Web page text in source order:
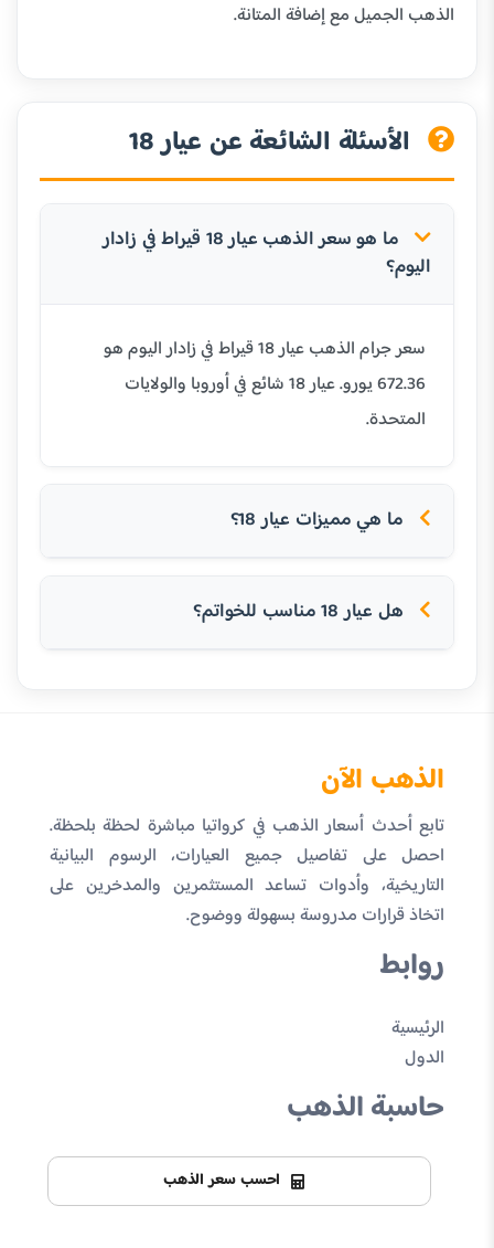
الذهب الجميل مع إضافة المتانة.
الأسئلة الشائعة عن عيار 18
ما هو سعر الذهب عيار 18 قيراط في زادار
اليوم؟
سعر جرام الذهب عيار 18 قيراط في زادار اليوم هو
672.36 يورو. عيار 18 شائع في أوروبا والولايات
المتحدة.
ما هي مميزات عيار 18؟
هل عيار 18 مناسب للخواتم؟
الذهب الآن
تابع أحدث أسعار الذهب في كرواتيا مباشرة لحظة بلحظة.
احصل على تفاصيل جميع العيارات، الرسوم البيانية
التاريخية، وأدوات تساعد المستثمرين والمدخرين على
اتخاذ قرارات مدروسة بسهولة ووضوح.
روابط
الرئيسية
الدول
حاسبة الذهب
احسب سعر الذهب